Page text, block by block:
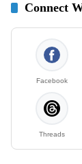
Connect
Facebook
Threads